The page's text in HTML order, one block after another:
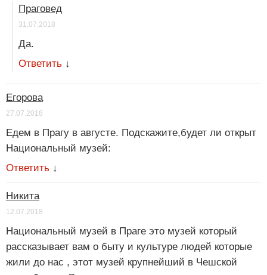
Праговед
31.07.2018
Да.
Ответить ↓
Егорова
27.07.2018
Едем в Прагу в августе. Подскажите,будет ли открыт
Национальный музей:
Ответить ↓
Никита
12.07.2018
Национальный музей в Праге это музей который
рассказывает вам о быту и культуре людей которые
жили до нас , этот музей крупнейший в Чешской